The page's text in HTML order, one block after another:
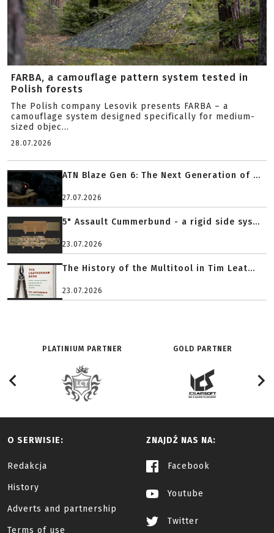
FARBA, a camouflage pattern system tested in
Polish forests
The Polish company Lesovik presents FARBA – a
camouflage system designed specifically for medium-
sized objec...
28.07.2026
ATN Blaze Gen 6: The Next Generation of ...
27.07.2026
5" Assault Cummerbund - a rigid side sys...
23.07.2026
The History of the Multitool in Tim Leat...
23.07.2026
PLATINIUM PARTNER GOLD PARTNER
O SERWISIE:
Redakcja
History
Adverts and partnership
Terms of use
ZNAJDŹ NAS NA:
Facebook
Youtube
Twitter